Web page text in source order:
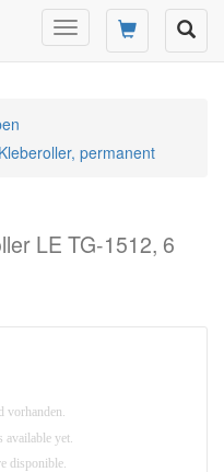
Navigation
umschalten
Kleberoller, permanent
LE TG-1512, 6